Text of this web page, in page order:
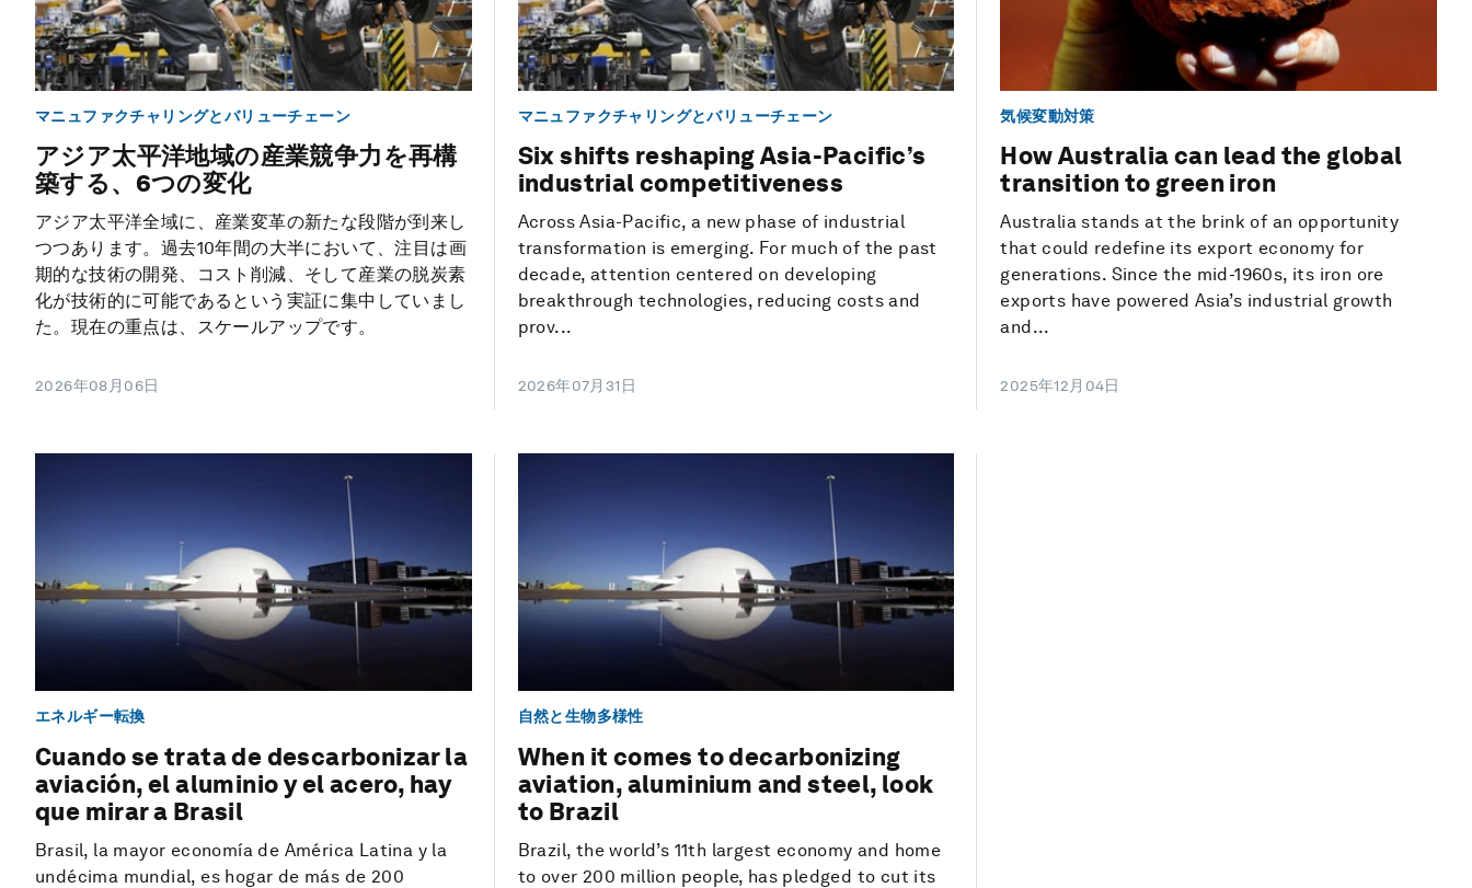
マニュファクチャリングとバリューチェーン
アジア太平洋地域の産業競争力を再構
築する、6つの変化
アジア太平洋全域に、産業変革の新たな段階が到来し
つつあります。過去10年間の大半において、注目は画
期的な技術の開発、コスト削減、そして産業の脱炭素
化が技術的に可能であるという実証に集中していまし
た。現在の重点は、スケールアップです。
2026年08月06日
マニュファクチャリングとバリューチェーン
Six shifts reshaping Asia-Pacific’s
industrial competitiveness
Across Asia-Pacific, a new phase of industrial
transformation is emerging. For much of the past
decade, attention centered on developing
breakthrough technologies, reducing costs and
prov...
2026年07月31日
気候変動対策
How Australia can lead the global
transition to green iron
Australia stands at the brink of an opportunity
that could redefine its export economy for
generations. Since the mid-1960s, its iron ore
exports have powered Asia’s industrial growth
and...
2025年12月04日
エネルギー転換
Cuando se trata de descarbonizar la
aviación, el aluminio y el acero, hay
que mirar a Brasil
Brasil, la mayor economía de América Latina y la
undécima mundial, es hogar de más de 200
自然と生物多様性
When it comes to decarbonizing
aviation, aluminium and steel, look
to Brazil
Brazil, the world’s 11th largest economy and home
to over 200 million people, has pledged to cut its